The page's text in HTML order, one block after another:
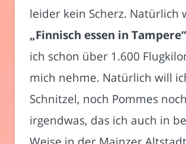
leider kein Scherz. Natürlich
„Finnisch essen in Tampere“
ich schon über 1.600
mich nehme. Natürlich will
Schnitzel, noch Pommes noch
irgendwas, das ich auch in